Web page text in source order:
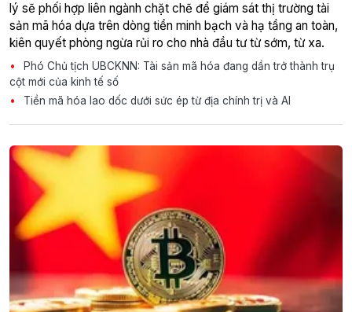
lý sẽ phối hợp liên ngành chặt chẽ để giám sát thị trường tài
sản mã hóa dựa trên dòng tiền minh bạch và hạ tầng an toàn,
kiên quyết phòng ngừa rủi ro cho nhà đầu tư từ sớm, từ xa.
Phó Chủ tịch UBCKNN: Tài sản mã hóa đang dần trở thành trụ
cột mới của kinh tế số
Tiền mã hóa lao dốc dưới sức ép từ địa chính trị và AI